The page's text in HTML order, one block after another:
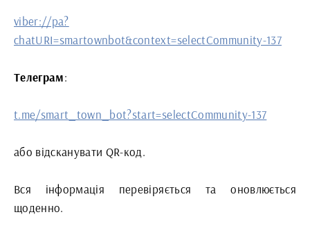
viber://pa?
chatURI=smartownbot&context=selectCommunity-137
Телеграм:
t.me/smart_town_bot?start=selectCommunity-137
або відсканувати QR-код.
Вся інформація перевіряється та оновлюється
щоденно.